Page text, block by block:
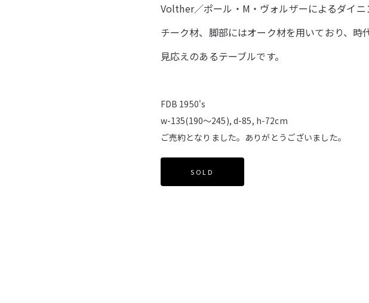
Volther／ポール・M・ヴォルザーによるダイ
チーク材、脚部にはオーク材を用いており、
見応えのあるテーブルです。
FDB 1950's
w-135(190～245), d-85, h-72cm
ご売約となりました。ありがとうございました。
SOLD